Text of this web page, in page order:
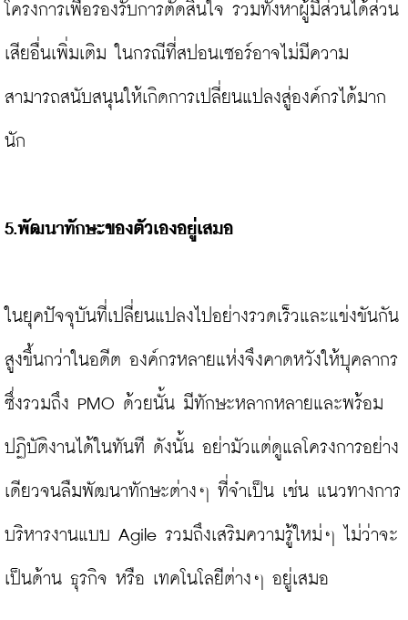
โครงการเพื่อรองรับการตัดสินใจ รวมทั้งหาผู้มีส่วนได้ส่วน
เสียอื่นเพิ่มเติม ในกรณีที่สปอนเซอร์อาจไม่มีความ
สามารถสนับสนุนให้เกิดการเปลี่ยนแปลงสู่องค์กรได้มาก
นัก
5.พัฒนาทักษะของตัวเองอยู่เสมอ
ในยุคปัจจุบันที่เปลี่ยนแปลงไปอย่างรวดเร็วและแข่งขันกัน
สูงขึ้นกว่าในอดีต องค์กรหลายแห่งจึงคาดหวังให้บุคลากร
ซึ่งรวมถึง PMO ด้วยนั้น มีทักษะหลากหลายและพร้อม
ปฏิบัติงานได้ในทันที ดังนั้น อย่ามัวแต่ดูแลโครงการอย่าง
เดียวจนลืมพัฒนาทักษะต่างๆ ที่จำเป็น เช่น แนวทางการ
บริหารงานแบบ Agile รวมถึงเสริมความรู้ใหม่ๆ ไม่ว่าจะ
เป็นด้าน ธุรกิจ หรือ เทคโนโลยีต่างๆ อยู่เสมอ